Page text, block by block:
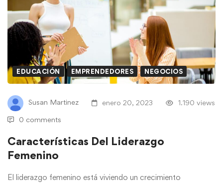
EDUCACIÓN EMPRENDEDORES NEGOCIOS
Susan Martinez enero 20, 2023 1.190 views
0 comments
Características Del Liderazgo
Femenino
El liderazgo femenino está viviendo un crecimiento